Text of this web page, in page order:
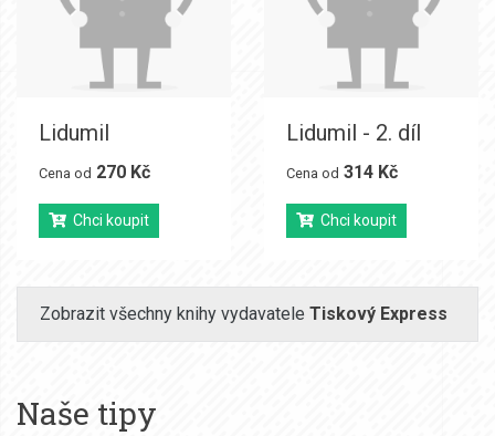
Lidumil
Cena od 270 Kč
Chci koupit
Lidumil - 2. díl
Cena od 314 Kč
Chci koupit
Zobrazit všechny knihy vydavatele Tiskový Express
Naše tipy